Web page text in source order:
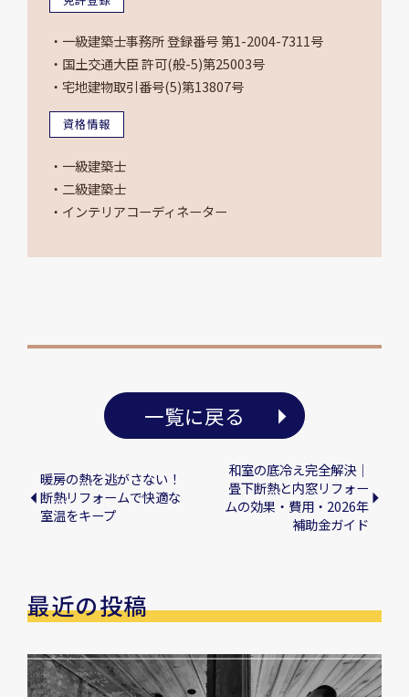
・一級建築士事務所 登録番号 第1-2004-7311号
・国土交通大臣 許可(般-5)第25003号
・宅地建物取引番号(5)第13807号
資格情報
・一級建築士
・二級建築士
・インテリアコーディネーター
一覧に戻る
暖房の熱を逃がさない！
断熱リフォームで快適な
室温をキープ
和室の底冷え完全解決｜
畳下断熱と内窓リフォー
ムの効果・費用・2026年
補助金ガイド
最近の投稿